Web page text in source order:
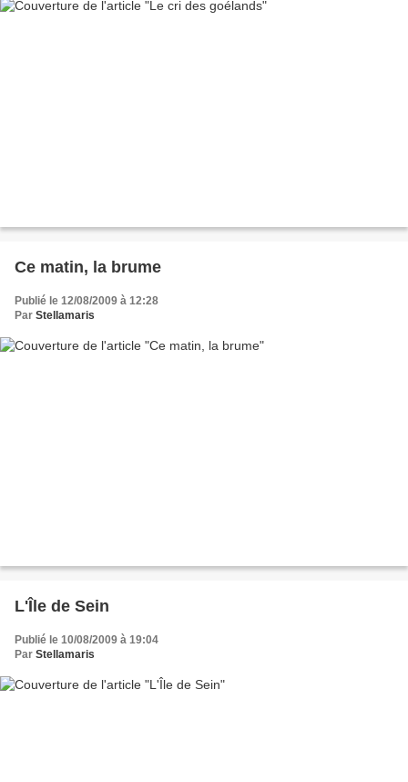
Ce matin, la brume
Publié le 12/08/2009 à 12:28
Par Stellamaris
L'Île de Sein
Publié le 10/08/2009 à 19:04
Par Stellamaris